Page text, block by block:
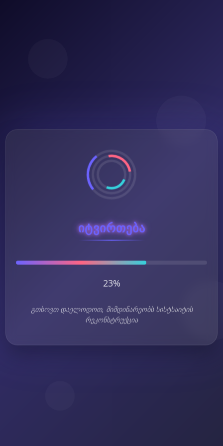
იტვირთება
26%
გთხოვთ დაელოდოთ, მიმდინარეობს სისტსაიტის
რეკონსტრუქცია